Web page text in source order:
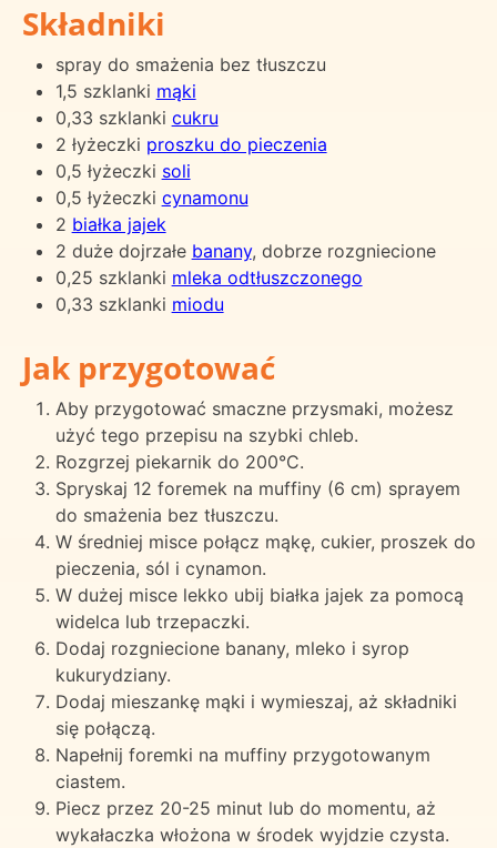
Składniki
spray do smażenia bez tłuszczu
1,5 szklanki mąki
0,33 szklanki cukru
2 łyżeczki proszku do pieczenia
0,5 łyżeczki soli
0,5 łyżeczki cynamonu
2 białka jajek
2 duże dojrzałe banany, dobrze rozgniecione
0,25 szklanki mleka odtłuszczonego
0,33 szklanki miodu
Jak przygotować
Aby przygotować smaczne przysmaki, możesz
użyć tego przepisu na szybki chleb.
Rozgrzej piekarnik do 200°C.
Spryskaj 12 foremek na muffiny (6 cm) sprayem
do smażenia bez tłuszczu.
W średniej misce połącz mąkę, cukier, proszek do
pieczenia, sól i cynamon.
W dużej misce lekko ubij białka jajek za pomocą
widelca lub trzepaczki.
Dodaj rozgniecione banany, mleko i syrop
kukurydziany.
Dodaj mieszankę mąki i wymieszaj, aż składniki
się połączą.
Napełnij foremki na muffiny przygotowanym
ciastem.
Piecz przez 20-25 minut lub do momentu, aż
wykałaczka włożona w środek wyjdzie czysta.